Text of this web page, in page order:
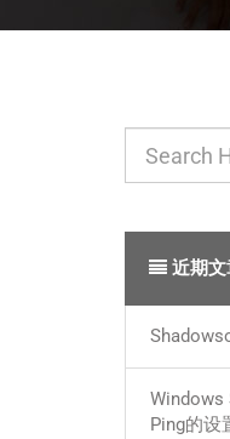
近期文
Windows
Ping的设